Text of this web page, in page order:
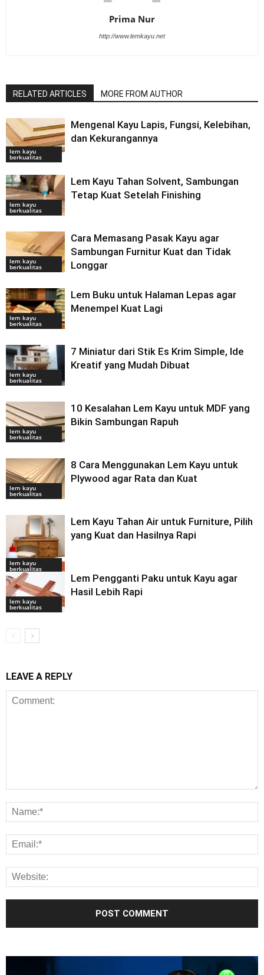
Prima Nur
http://www.lemkayu.net
RELATED ARTICLES MORE FROM AUTHOR
lem kayu
berkualitas
Mengenal Kayu Lapis, Fungsi, Kelebihan,
dan Kekurangannya
lem kayu
berkualitas
Lem Kayu Tahan Solvent, Sambungan
Tetap Kuat Setelah Finishing
lem kayu
berkualitas
Cara Memasang Pasak Kayu agar
Sambungan Furnitur Kuat dan Tidak
Longgar
lem kayu
berkualitas
Lem Buku untuk Halaman Lepas agar
Menempel Kuat Lagi
lem kayu
berkualitas
7 Miniatur dari Stik Es Krim Simple, Ide
Kreatif yang Mudah Dibuat
lem kayu
berkualitas
10 Kesalahan Lem Kayu untuk MDF yang
Bikin Sambungan Rapuh
lem kayu
berkualitas
8 Cara Menggunakan Lem Kayu untuk
Plywood agar Rata dan Kuat
lem kayu
berkualitas
Lem Kayu Tahan Air untuk Furniture, Pilih
yang Kuat dan Hasilnya Rapi
lem kayu
berkualitas
Lem Pengganti Paku untuk Kayu agar
Hasil Lebih Rapi
LEAVE A REPLY